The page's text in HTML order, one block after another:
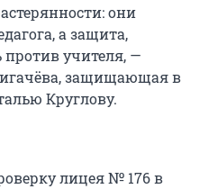
они
а защита,
против учителя, —
защищающая в
Круглову.
лицея № 176 в